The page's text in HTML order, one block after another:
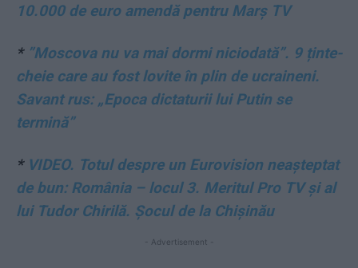
10.000 de euro amendă pentru Marș TV
* ”Moscova nu va mai dormi niciodată”. 9 ținte-
cheie care au fost lovite în plin de ucraineni.
Savant rus: „Epoca dictaturii lui Putin se
termină”
* VIDEO. Totul despre un Eurovision neașteptat
de bun: România – locul 3. Meritul Pro TV și al
lui Tudor Chirilă. Șocul de la Chișinău
- Advertisement -